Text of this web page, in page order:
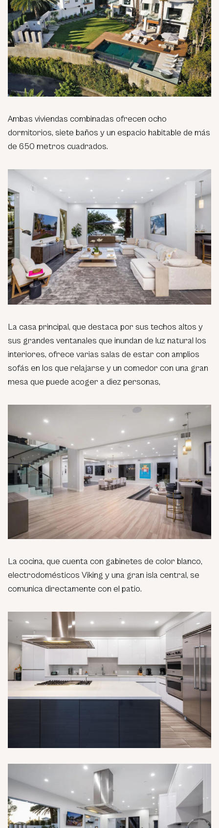
Ambas viviendas combinadas ofrecen ocho
dormitorios, siete baños y un espacio habitable de más
de 650 metros cuadrados.
La casa principal, que destaca por sus techos altos y
sus grandes ventanales que inundan de luz natural los
interiores, ofrece varias salas de estar con amplios
sofás en los que relajarse y un comedor con una gran
mesa que puede acoger a diez personas,
La cocina, que cuenta con gabinetes de color blanco,
electrodomésticos Viking y una gran isla central, se
comunica directamente con el patio.